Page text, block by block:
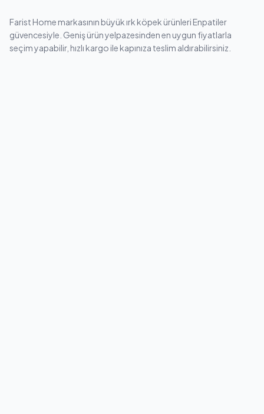
Farist Home markasının büyük ırk köpek ürünleri Enpatiler
güvencesiyle. Geniş ürün yelpazesinden en uygun fiyatlarla
seçim yapabilir, hızlı kargo ile kapınıza teslim aldırabilirsiniz.